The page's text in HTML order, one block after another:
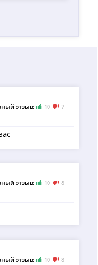
отзыв: 10 7
отзыв: 10 8
отзыв: 10 8